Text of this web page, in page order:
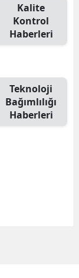
Kalite
Kontrol
Haberleri
Teknoloji
Bağımlılığı
Haberleri